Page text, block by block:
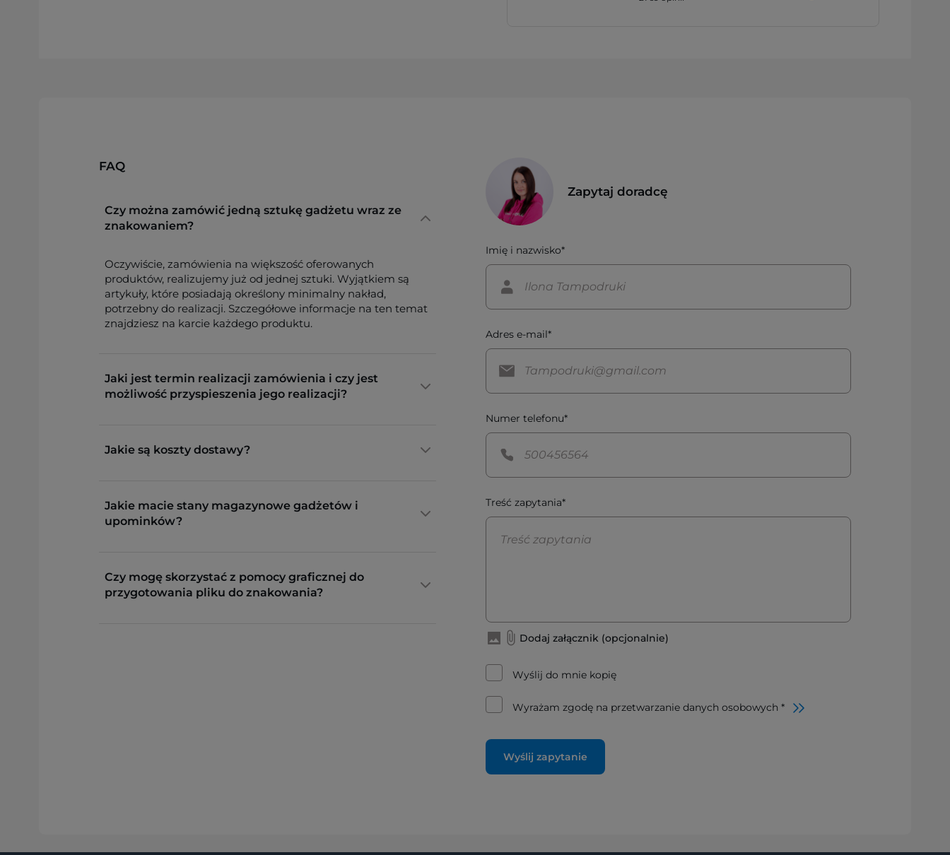
FAQ
Czy można zamówić jedną sztukę gadżetu wraz ze
znakowaniem?
Oczywiście, zamówienia na większość oferowanych
produktów, realizujemy już od jednej sztuki. Wyjątkiem są
artykuły, które posiadają określony minimalny nakład,
potrzebny do realizacji. Szczegółowe informacje na ten temat
znajdziesz na karcie każdego produktu.
Jaki jest termin realizacji zamówienia i czy jest
możliwość przyspieszenia jego realizacji?
Jakie są koszty dostawy?
Jakie macie stany magazynowe gadżetów i
upominków?
Czy mogę skorzystać z pomocy graficznej do
przygotowania pliku do znakowania?
Zapytaj doradcę
Imię i nazwisko*
Adres e-mail*
Numer telefonu*
Treść zapytania*
Dodaj załącznik (opcjonalnie)
Wyślij do mnie kopię
Wyrażam zgodę na przetwarzanie danych osobowych *
Wyślij zapytanie